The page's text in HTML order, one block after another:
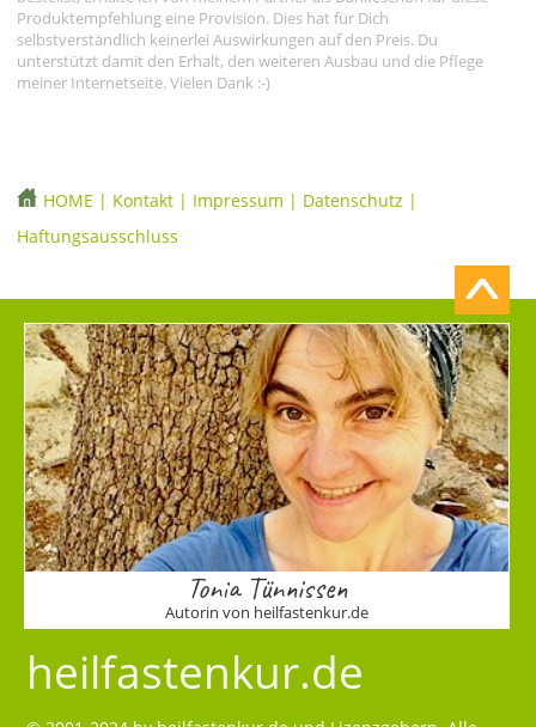
Produktempfehlung eine Provision. Dies hat für Dich
selbstverständlich keinerlei Auswirkungen auf den Preis. Du
unterstützt damit den Erhalt, den weiteren Ausbau und die Pflege
meiner Internetseite. Vielen Dank :-)
HOME | Kontakt | Impressum | Datenschutz |
Haftungsausschluss
Tonia Tünnissen
Autorin von heilfastenkur.de
heilfastenkur.de